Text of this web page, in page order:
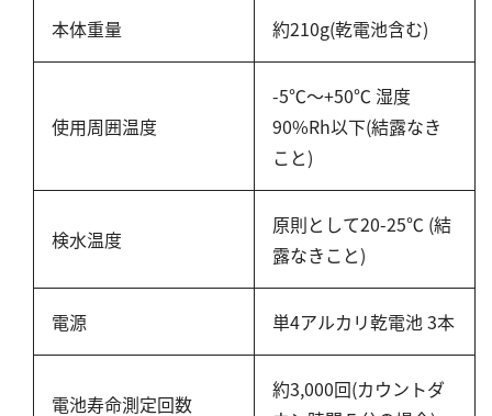
本体重量 約210g(乾電池含む)
使用周囲温度
-5℃～+50℃ 湿度
90%Rh以下(結露なき
こと)
検水温度
原則として20-25℃ (結
露なきこと)
電源 単4アルカリ乾電池 3本
電池寿命測定回数
約3,000回(カウントダ
アスベスト
吸光度
溶存酸素